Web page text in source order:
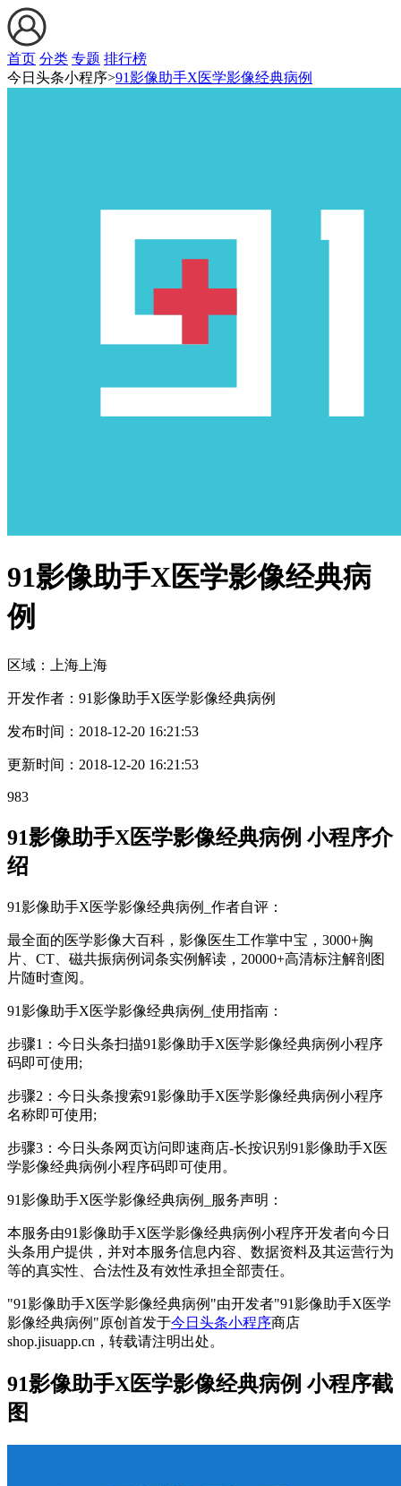
首页 分类 专题 排行榜
今日头条小程序>91影像助手X医学影像经典病例
91影像助手X医学影像经典病
例
区域： 上海 上海
开发作者： 91影像助手X医学影像经典病例
发布时间： 2018-12-20 16:21:53
更新时间： 2018-12-20 16:21:53
983
91影像助手X医学影像经典病例 小程序介
绍
91影像助手X医学影像经典病例_作者自评：
最全面的医学影像大百科，影像医生工作掌中宝，3000+胸
片、CT、磁共振病例词条实例解读，20000+高清标注解剖图
片随时查阅。
91影像助手X医学影像经典病例_使用指南：
步骤1：今日头条扫描91影像助手X医学影像经典病例小程序
码即可使用;
步骤2：今日头条搜索91影像助手X医学影像经典病例小程序
名称即可使用;
步骤3：今日头条网页访问即速商店-长按识别91影像助手X医
学影像经典病例小程序码即可使用。
91影像助手X医学影像经典病例_服务声明：
本服务由91影像助手X医学影像经典病例小程序开发者向今日
头条用户提供，并对本服务信息内容、数据资料及其运营行为
等的真实性、合法性及有效性承担全部责任。
"91影像助手X医学影像经典病例"由开发者"91影像助手X医学
影像经典病例"原创首发于今日头条小程序商店
shop.jisuapp.cn，转载请注明出处。
91影像助手X医学影像经典病例 小程序截
图